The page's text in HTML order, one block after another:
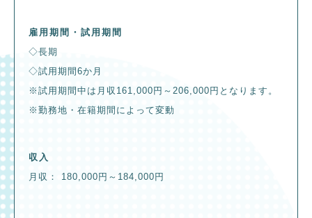
雇用期間・試用期間
◇長期
◇試用期間6か月
※試用期間中は月収161,000円～206,000円となります。
※勤務地・在籍期間によって変動
収入
月収： 180,000円～184,000円